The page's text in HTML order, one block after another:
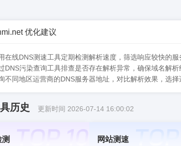
优化建议
在线DNS测速工具定期检测解析速度，筛选响应较快的服
DNS污染查询工具排查是否存在解析异常，确保域名解析
不同地区运营商的DNS服务器地址，对比解析效果，选择
历史 更新时间 2026-07-14 16:00:02
网站测速